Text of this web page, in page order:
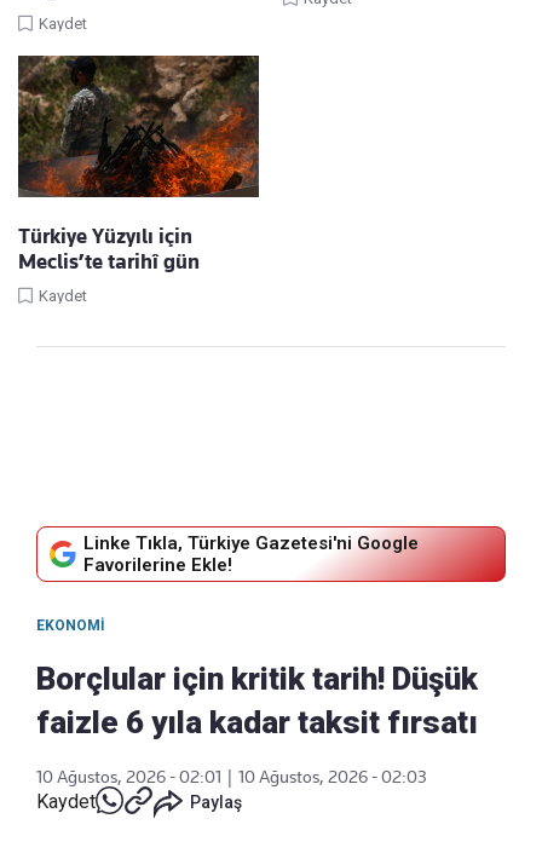
Kaydet
Türkiye Yüzyılı için
Meclis’te tarihî gün
Kaydet
Linke Tıkla, Türkiye Gazetesi'ni Google
Favorilerine Ekle!
EKONOMI
Borçlular için kritik tarih! Düşük
faizle 6 yıla kadar taksit fırsatı
10 Ağustos, 2026 - 02:01 10 Ağustos, 2026 - 02:03
Kaydet Paylaş